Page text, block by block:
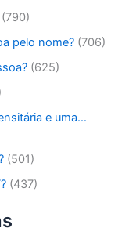
(790)
pelo nome? (706)
(625)
e uma…
(501)
(437)